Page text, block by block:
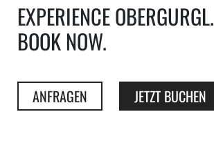
EXPERIENCE OBERGURGL.
BOOK NOW.
ANFRAGEN JETZT BUCHEN